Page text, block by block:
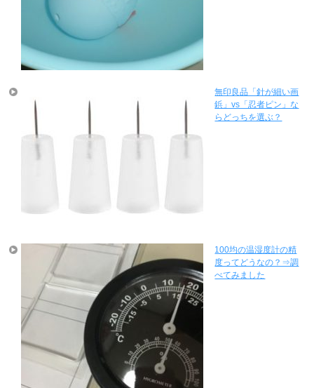
無印良品「針が細い画
鋲」vs「忍者ピン」な
らどっちを選ぶ？
100均の温湿度計の精
度ってどうなの？⇒調
べてみました